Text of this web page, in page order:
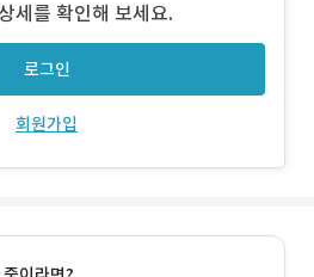
던 사항 - 깔끔하고 명
세를 확인해 보세요.
로그인
회원가입